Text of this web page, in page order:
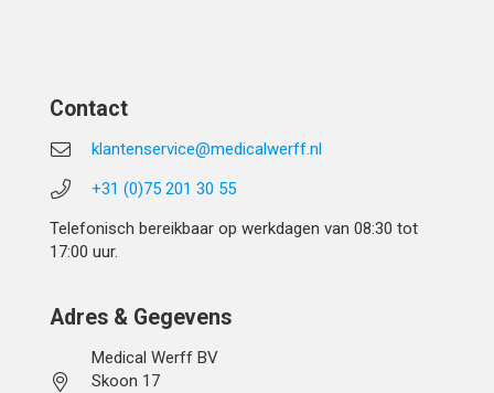
Contact
klantenservice@medicalwerff.nl
+31 (0)75 201 30 55
Telefonisch bereikbaar op werkdagen van 08:30 tot
17:00 uur.
Adres & Gegevens
Medical Werff BV
Skoon 17